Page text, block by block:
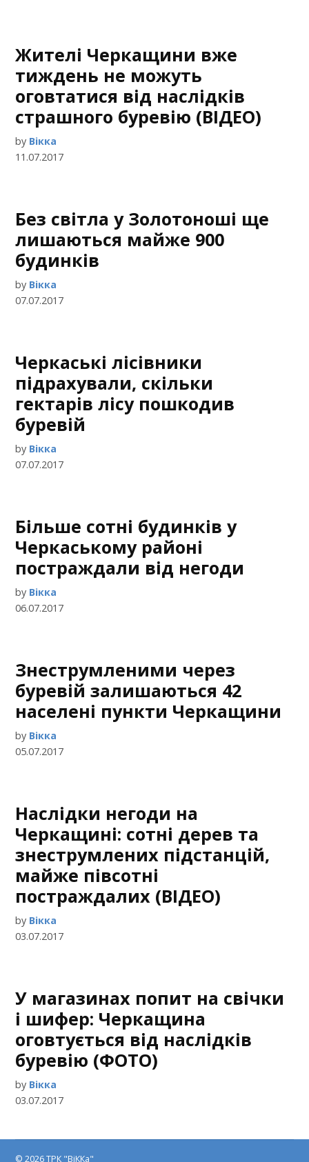
Жителі Черкащини вже
тиждень не можуть
оговтатися від наслідків
страшного буревію (ВІДЕО)
by Вікка
11.07.2017
Без світла у Золотоноші ще
лишаються майже 900
будинків
by Вікка
07.07.2017
Черкаські лісівники
підрахували, скільки
гектарів лісу пошкодив
буревій
by Вікка
07.07.2017
Більше сотні будинків у
Черкаському районі
постраждали від негоди
by Вікка
06.07.2017
Знеструмленими через
буревій залишаються 42
населені пункти Черкащини
by Вікка
05.07.2017
Наслідки негоди на
Черкащині: сотні дерев та
знеструмлених підстанцій,
майже півсотні
постраждалих (ВІДЕО)
by Вікка
03.07.2017
У магазинах попит на свічки
і шифер: Черкащина
оговтується від наслідків
буревію (ФОТО)
by Вікка
03.07.2017
© 2026 ТРК "ВіККа"